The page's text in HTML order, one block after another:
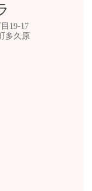
19-17
多久原